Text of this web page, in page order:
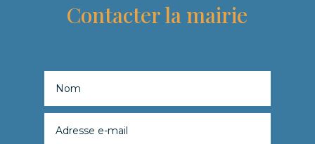
Contacter la mairie